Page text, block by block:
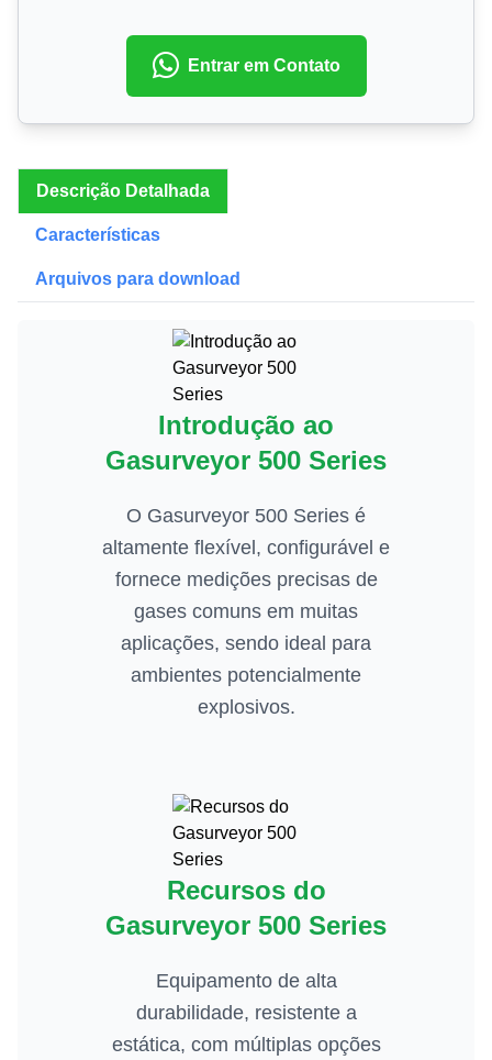
Entrar em Contato
Descrição Detalhada
Características
Arquivos para download
Introdução ao
Gasurveyor 500 Series
O Gasurveyor 500 Series é
altamente flexível, configurável e
fornece medições precisas de
gases comuns em muitas
aplicações, sendo ideal para
ambientes potencialmente
explosivos.
Recursos do
Gasurveyor 500 Series
Equipamento de alta
durabilidade, resistente a
estática, com múltiplas opções